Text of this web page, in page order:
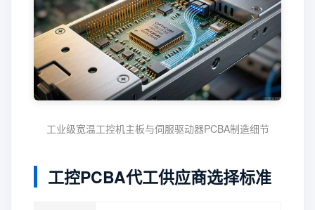
工业级宽温工控机主板与伺服驱动器PCBA制造细节
工控PCBA代工供应商选择标准